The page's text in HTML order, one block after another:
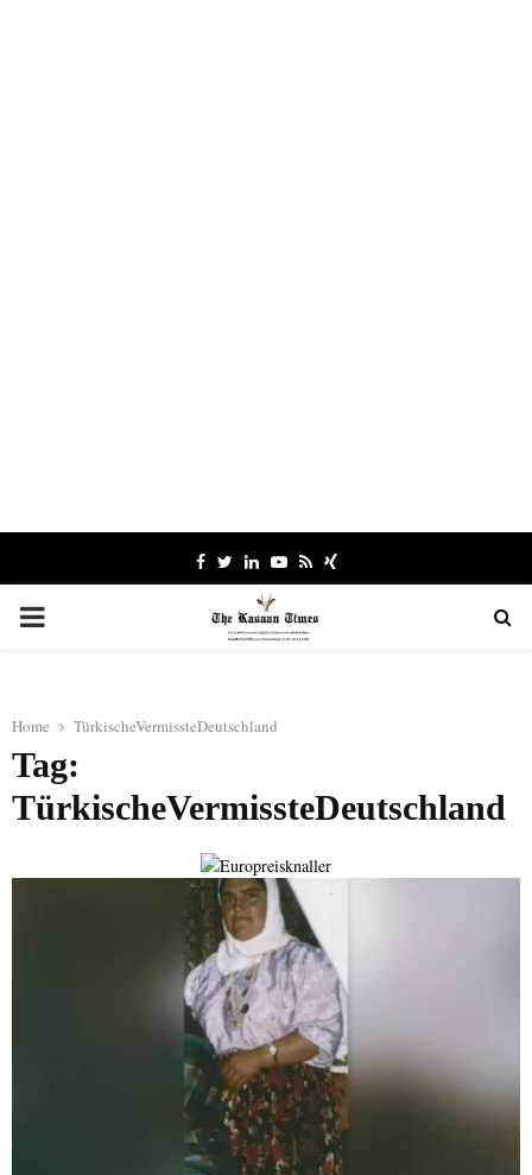
Facebook
TwitterLinkedinYoutube
RssXing
PRIMARY
Home TürkischeVermissteDeutschland
Tag:
TürkischeVermissteDeutschland